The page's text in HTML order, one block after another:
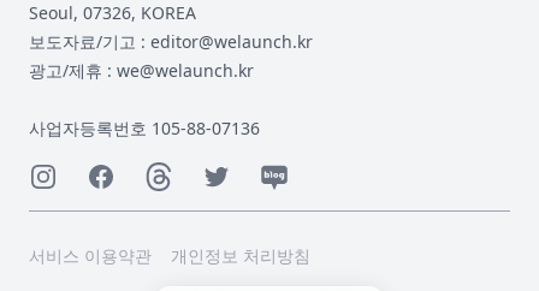
Seoul, 07326, KOREA
보도자료/기고 : editor@welaunch.kr
광고/제휴 : we@welaunch.kr
사업자등록번호 105-88-07136
InstagramFacebookThreadsTwitterNaver
서비스 이용약관 개인정보 처리방침